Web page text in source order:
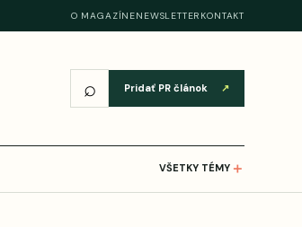
O MAGAZÍNENEWSLETTER KONTAKT
⌕ Pridať PR článok ↗
VŠETKY TÉMY ＋